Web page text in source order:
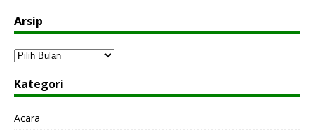
Arsip
Kategori
Acara